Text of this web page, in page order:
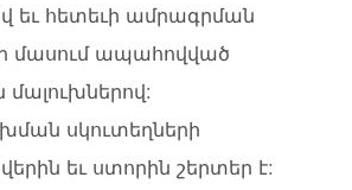
եւ հետեւի ամրագրման
մասում ապահովված
սկուտեղների
եւ ստորին շերտեր է: